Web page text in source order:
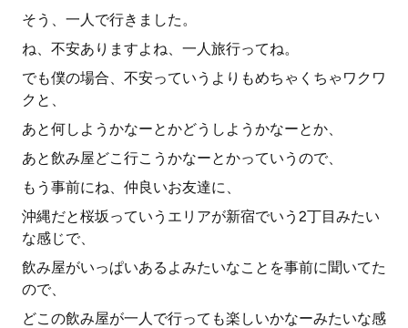
そう、一人で行きました。
ね、不安ありますよね、一人旅行ってね。
でも僕の場合、不安っていうよりもめちゃくちゃワクワ
クと、
あと何しようかなーとかどうしようかなーとか、
あと飲み屋どこ行こうかなーとかっていうので、
もう事前にね、仲良いお友達に、
沖縄だと桜坂っていうエリアが新宿でいう2丁目みたい
な感じで、
飲み屋がいっぱいあるよみたいなことを事前に聞いてた
ので、
どこの飲み屋が一人で行っても楽しいかなーみたいな感